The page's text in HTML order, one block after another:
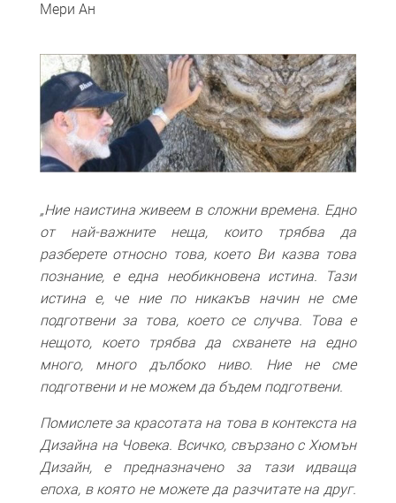
Мери Ан
„Ние наистина живеем в сложни времена. Едно
от най-важните неща, които трябва да
разберете относно това, което Ви казва това
познание, е една необикновена истина. Тази
истина е, че ние по никакъв начин не сме
подготвени за това, което се случва. Това е
нещото, което трябва да схванете на едно
много, много дълбоко ниво. Ние не сме
подготвени и не можем да бъдем подготвени.
Помислете за красотата на това в контекста на
Дизайна на Човека. Всичко, свързано с Хюмън
Дизайн, е предназначено за тази идваща
епоха, в която не можете да разчитате на друг.